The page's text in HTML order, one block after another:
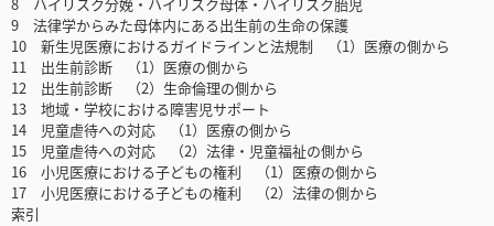
9 法律学からみた母体内にある出生前の生命の保護
10 新生児医療におけるガイドラインと法規制 （1）医療の側から
11 出生前診断 （1）医療の側から
12 出生前診断 （2）生命倫理の側から
13 地域・学校における障害児サポート
14 児童虐待への対応 （1）医療の側から
15 児童虐待への対応 （2）法律・児童福祉の側から
16 小児医療における子どもの権利 （1）医療の側から
17 小児医療における子どもの権利 （2）法律の側から
索引